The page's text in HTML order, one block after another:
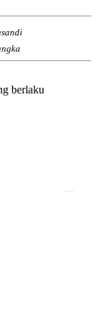
berlaku